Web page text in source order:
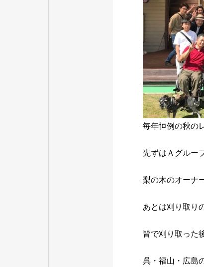
毎年恒例の秋の
先ずはＡグルー
梨の木のオーナ
あとは刈り取り
皆で刈り取った
呉・福山・広島